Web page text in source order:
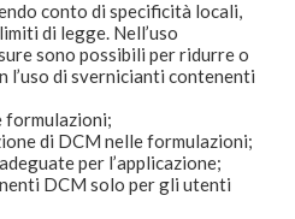
conto di specificità locali,
di legge. Nell’uso
sono possibili per ridurre o
l’uso di svernicianti contenenti
formulazioni;
di DCM nelle formulazioni;
per l’applicazione;
DCM solo per gli utenti